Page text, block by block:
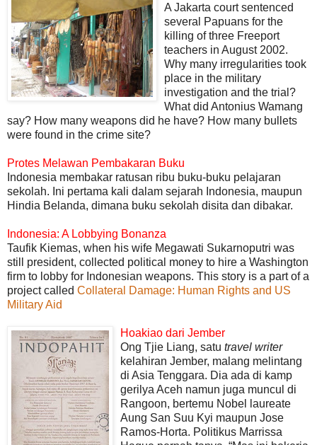
A Jakarta court sentenced
several Papuans for the
killing of three Freeport
teachers in August 2002.
Why many irregularities took
place in the military
investigation and the trial?
What did Antonius Wamang
say? How many weapons did he have? How many bullets
were found in the crime site?
Protes Melawan Pembakaran Buku
Indonesia membakar ratusan ribu buku-buku pelajaran
sekolah. Ini pertama kali dalam sejarah Indonesia, maupun
Hindia Belanda, dimana buku sekolah disita dan dibakar.
Indonesia: A Lobbying Bonanza
Taufik Kiemas, when his wife Megawati Sukarnoputri was
still president, collected political money to hire a Washington
firm to lobby for Indonesian weapons. This story is a part of a
project called Collateral Damage: Human Rights and US
Military Aid
Hoakiao dari Jember
Ong Tjie Liang, satu travel writer
kelahiran Jember, malang melintang
di Asia Tenggara. Dia ada di kamp
gerilya Aceh namun juga muncul di
Rangoon, bertemu Nobel laureate
Aung San Suu Kyi maupun Jose
Ramos-Horta. Politikus Marrissa